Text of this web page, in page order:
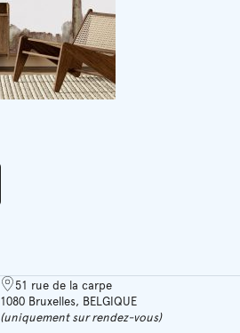
peuvent
être
choisies
51 rue de la carpe
1080 Bruxelles, BELGIQUE
(uniquement sur rendez-vous)